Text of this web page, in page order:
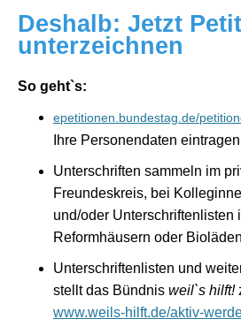
Deshalb: Jetzt
unterzeichnen
So geht`s:
epetitionen.bundestag.de/
Ihre Personendaten
Unterschriften sammeln im
Freundeskreis, bei
und/oder Unterschriftenlisten
Reformhäusern oder
Unterschriftenlisten und
stellt das Bündnis weil`s hilft!
www.weils-hilft.de/aktiv-